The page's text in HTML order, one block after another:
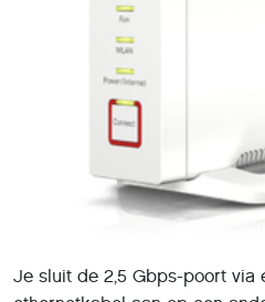
Je sluit de 2,5 Gbps-poort via